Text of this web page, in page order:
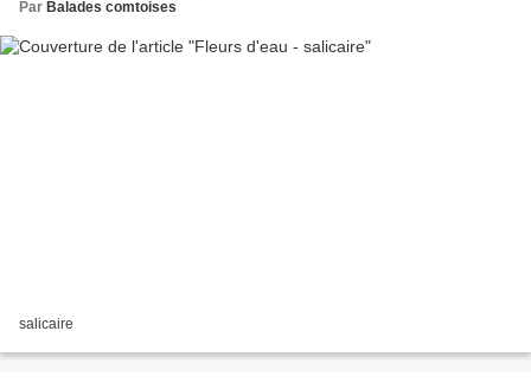
Par Balades comtoises
salicaire